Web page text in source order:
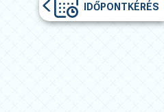
IDŐPONTKÉRÉS